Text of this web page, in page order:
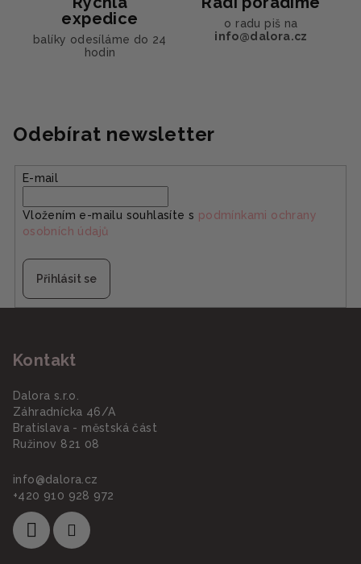
expedice
balíky odesíláme do 24
hodin
o radu piš na
info@dalora.cz
Odebírat newsletter
E-mail
Vložením e-mailu souhlasíte s podmínkami ochrany
osobních údajů
Přihlásit se
Kontakt
Dalora s.r.o.
Záhradnícka 46/A
Bratislava - městská část
Ružinov 821 08
info@dalora.cz
+420 910 928 972